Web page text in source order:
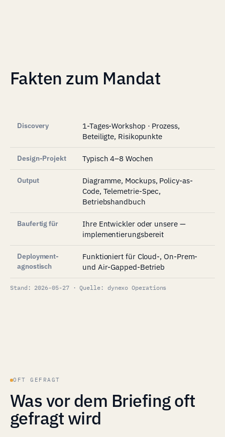
Fakten zum Mandat
Stand: 2026-05-27 · Quelle: dynexo Operations
Discovery
1-Tages-Workshop · Prozess,
Beteiligte, Risikopunkte
Design-Projekt Typisch 4–8 Wochen
Output
Diagramme, Mockups, Policy-as-
Code, Telemetrie-Spec,
Betriebshandbuch
Baufertig für
Ihre Entwickler oder unsere —
implementierungsbereit
Deployment-
agnostisch
Funktioniert für Cloud-, On-Prem-
und Air-Gapped-Betrieb
OFT GEFRAGT
Was vor dem Briefing oft
gefragt wird